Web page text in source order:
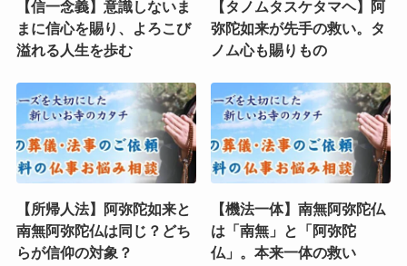
【信一念義】意識しないま
まに信心を賜り、よろこび
溢れる人生を歩む
【タノムタスケタマヘ】阿
弥陀如来が先手の救い。タ
ノム心も賜りもの
【所帰人法】阿弥陀如来と
南無阿弥陀仏は同じ？どち
らが信仰の対象？
【機法一体】南無阿弥陀仏
は「南無」と「阿弥陀
仏」。本来一体の救い